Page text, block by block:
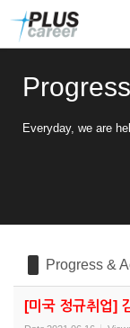
Everyday, we are
Progress &
[미국 정규취업]